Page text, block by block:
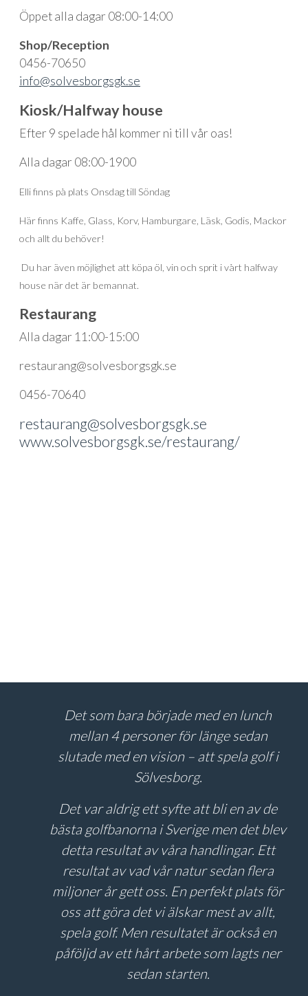
Öppet alla dagar 08:00-14:00
Shop/Reception
0456-70650
info@solvesborgsgk.se
Kiosk/Halfway house
Efter 9 spelade hål kommer ni till vår oas!
Alla dagar 08:00-1900
Elli finns på plats Onsdag till Söndag
Här finns Kaffe, Glass, Korv, Hamburgare, Läsk, Godis, Mackor
och allt du behöver!
Du har även möjlighet att köpa öl, vin och sprit i vårt halfway
house när det är bemannat.
Restaurang
Alla dagar 11:00-15:00
restaurang@solvesborgsgk.se
0456-70640
restaurang@solvesborgsgk.se
www.solvesborgsgk.se/restaurang/
Det som bara började med en lunch
mellan 4 personer för länge sedan
slutade med en vision – att spela golf i
Sölvesborg.
Det var aldrig ett syfte att bli en av de
bästa golfbanorna i Sverige men det blev
detta resultat av våra handlingar. Ett
resultat av vad vår natur sedan flera
miljoner år gett oss. En perfekt plats för
oss att göra det vi älskar mest av allt,
spela golf. Men resultatet är också en
påföljd av ett hårt arbete som lagts ner
sedan starten.